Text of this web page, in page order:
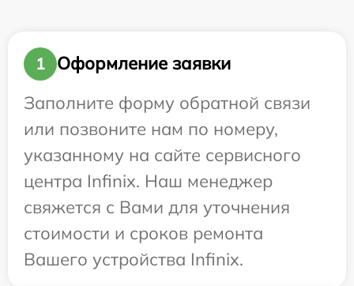
1
Оформление заявки
Заполните форму обратной связи
или позвоните нам по номеру,
указанному на сайте сервисного
центра Infinix. Наш менеджер
свяжется с Вами для уточнения
стоимости и сроков ремонта
Вашего устройства Infinix.